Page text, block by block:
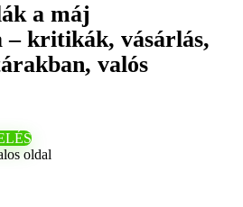
a máj
– kritikák, vásárlás,
valós
oldal